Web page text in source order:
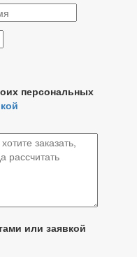
персональных
или заявкой